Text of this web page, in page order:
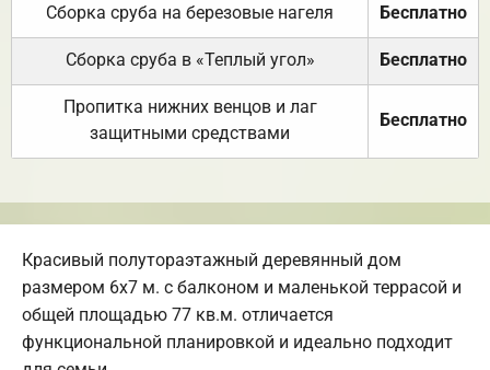
Сборка сруба на березовые нагеля Бесплатно
Сборка сруба в «Теплый угол» Бесплатно
Пропитка нижних венцов и лаг
защитными средствами
Бесплатно
Красивый полутораэтажный деревянный дом
размером 6х7 м. с балконом и маленькой террасой и
общей площадью 77 кв.м. отличается
функциональной планировкой и идеально подходит